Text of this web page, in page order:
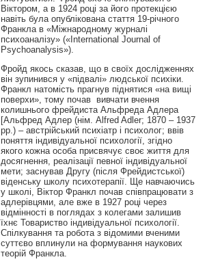
Віктором, а в 1924 році за його протекцією
навіть була опублікована стаття 19-річного
Франкла в «Міжнародному журналі
психоаналізу» («International Journal of
Psychoanalysis»).
Фройд якось сказав, що в своїх дослідженнях
він зупинився у «підвалі» людської психіки.
Франкл натомість прагнув піднятися «на вищі
поверхи», тому почав вивчати вчення
колишнього фрейдиста Альфреда Адлера
[Альфред Адлер (нім. Alfred Adler; 1870 – 1937
рр.) – австрійський психіатр і психолог; ввів
поняття індивідуальної психології, згідно
якого кожна особа присвячує своє життя для
досягнення, реалізації певної індивідуальної
мети; заснував Другу (після Фрейдистської)
віденську школу психотерапії. Ще навчаючись
у школі, Віктор Франкл почав співпрацювати з
адлерівцями, але вже в 1927 році через
відмінності в поглядах з колегами залишив
їхнє Товариство індивідуальної психології.
Спілкування та робота з відомими вченими
суттєво вплинули на формування наукових
теорій Франкла.